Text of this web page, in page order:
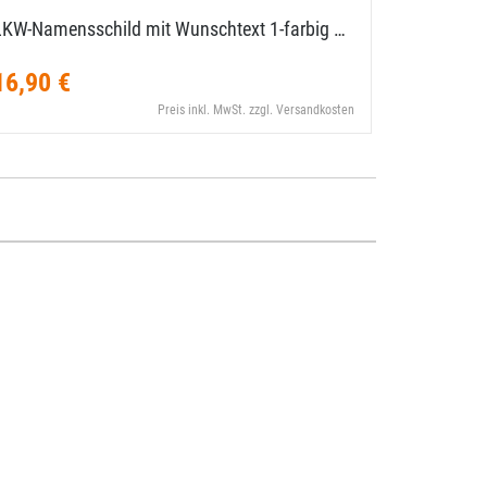
​Namensschild mit Wunschtext 1-​farbig …
€
Preis inkl. MwSt. zzgl. Versandkosten